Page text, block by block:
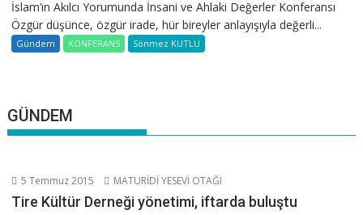
İslam’ın Akılcı Yorumunda İnsani ve Ahlaki Değerler Konferansı
Özgür düşünce, özgür irade, hür bireyler anlayışıyla değerli...
Gündem KONFERANS Sönmez KUTLU
GÜNDEM
5 Temmuz 2015 MATURİDİ YESEVİ OTAĞI
Tire Kültür Derneği yönetimi, iftarda buluştu